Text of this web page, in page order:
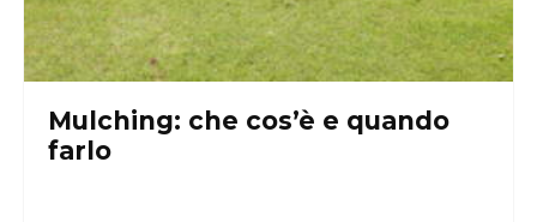
Mulching: che cos’è e quando
farlo